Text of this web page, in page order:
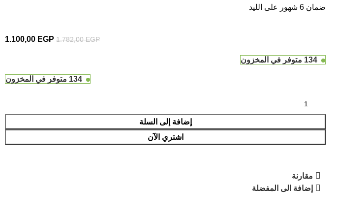
ضمان 6 شهور على الليد
1.782,00EGP
1.100,00 EGP
134 متوفر في المخزون
134 متوفر في المخزون
إضافة إلى السلة
اشتري الآن
مقارنة
إضافة الى المفضلة